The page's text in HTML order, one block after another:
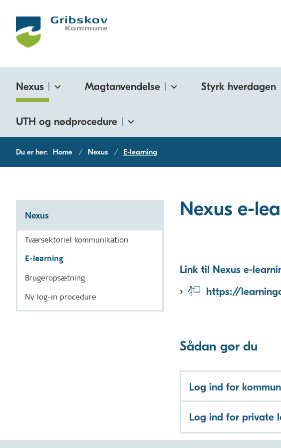
Nexus Magtanvendelse Styrk hverdagen
UTH og nødprocedure
Du er her: Home Nexus E-learning
Nexus
Tværsektoriel kommunikation
E-learning
Brugeropsætning
Ny log-in procedure
Nexus e-
Link til Nexus e-
https://
Sådan gør du
Log ind for
Log ind for private